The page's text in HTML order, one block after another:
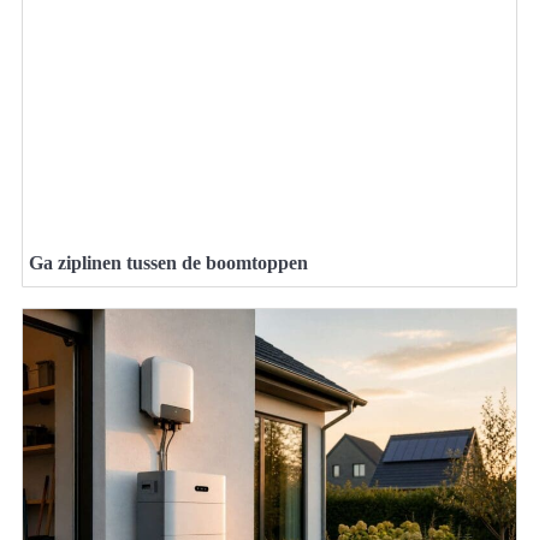
Ga ziplinen tussen de boomtoppen